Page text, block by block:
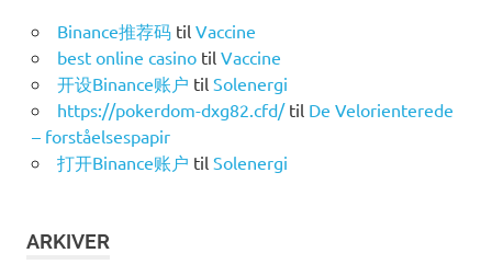
Binance推荐码til Vaccine
best online casinotil Vaccine
开设Binance账户 til Solenergi
https://pokerdom-dxg82.cfd/til De Velorienterede
– forståelsespapir
打开Binance账户 til Solenergi
ARKIVER